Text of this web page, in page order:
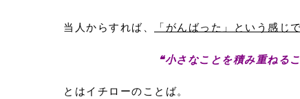
当人からすれば、 「がんばった」という感じ
❝小さなことを積み重ねる
とはイチローのことば。